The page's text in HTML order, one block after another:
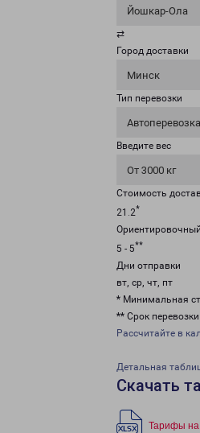
Йошкар-Ола
⇄
Город доставки
Минск
Тип перевозки
Автоперевозка
Введите вес
От 3000 кг
Стоимость
21.2*
5 - 5**
Дни отправки
вт, ср, чт, пт
* Минимальная
** Срок
Рассчитайте в
Детальная
Скачать
Тарифы на